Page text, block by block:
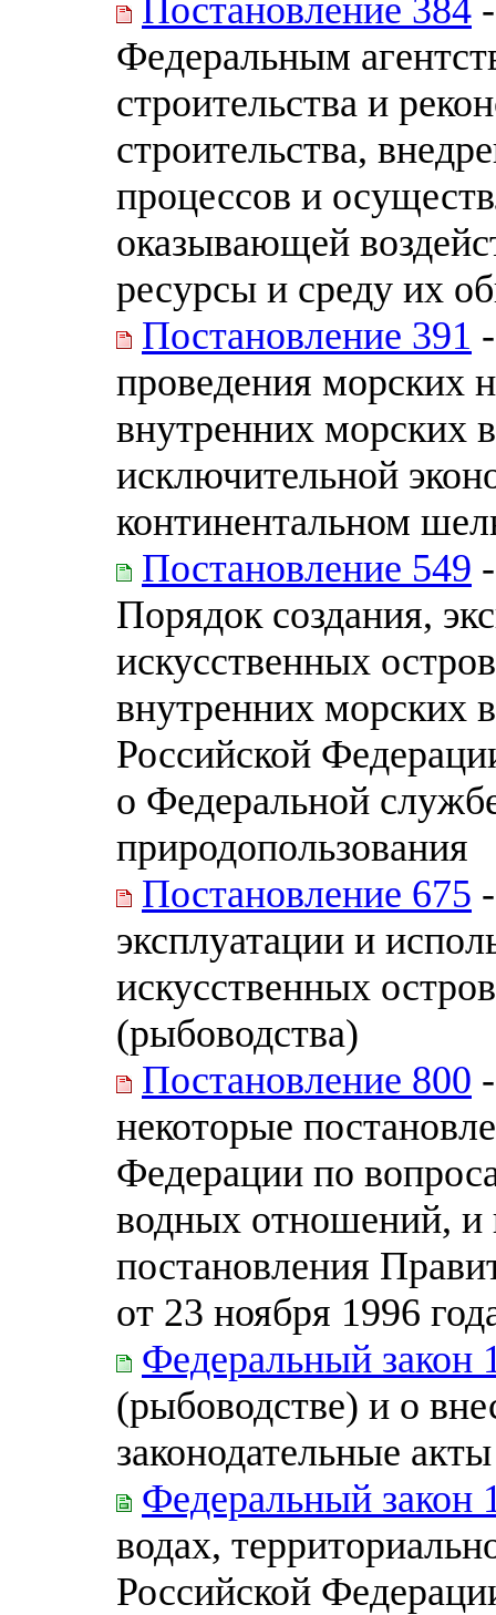
Постановление 384
Федеральным
строительства и
строительства,
процессов и
оказывающей
ресурсы и среду их
Постановление 391
проведения морских
внутренних морских
исключительной
континентальном
Постановление 549
Порядок создания,
искусственных
внутренних морских
Российской
о Федеральной
природопользования
Постановление 675
эксплуатации и
искусственных
(рыбоводства)
Постановление 800
некоторые
Федерации по
водных отношений, и
постановления
от 23 ноября 1996
Федеральный закон
(рыбоводстве) и о
законодательные
Федеральный закон
водах,
Российской